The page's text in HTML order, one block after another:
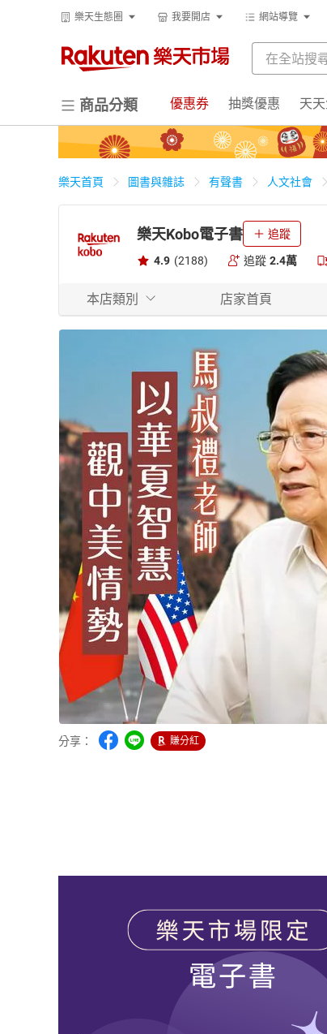
樂天生態圈 我要開店 網站導覽
商品分類 優惠券 抽獎優惠 天
樂天首頁 圖書與雜誌 有聲書 人文社會
樂天Kobo電子書 追蹤
4.9 (2188) 追蹤 2.4萬
本店類別 店家首頁
分享： 賺分紅